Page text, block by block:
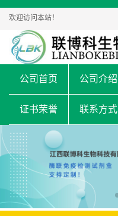
欢迎访问本站！
公司首页 公司介绍
证书荣誉 联系方式